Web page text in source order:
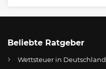
Beliebte Ratgeber
Wettsteuer in Deutschland